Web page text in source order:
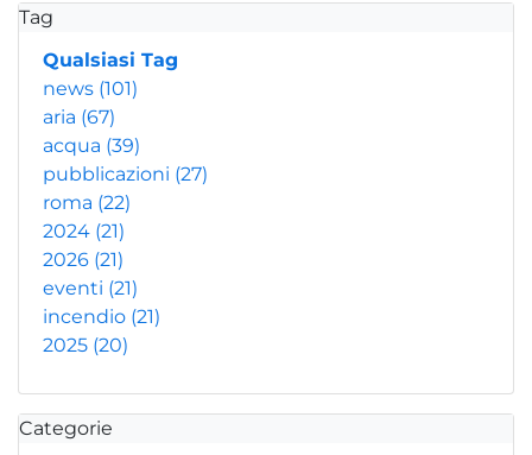
Tag
Qualsiasi Tag
news (101)
aria (67)
acqua (39)
pubblicazioni (27)
roma (22)
2024 (21)
2026 (21)
eventi (21)
incendio (21)
2025 (20)
Categorie